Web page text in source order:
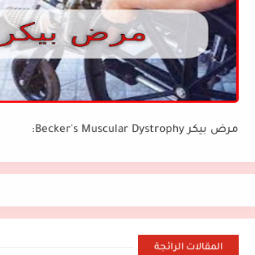
مرض بيكر Becker's Muscular Dystrophy:
المقالات الرائجة